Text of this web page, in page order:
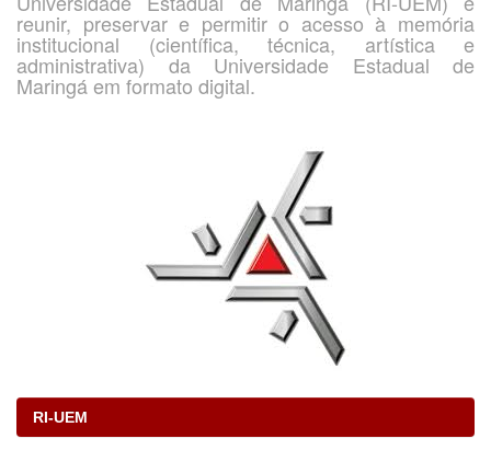
reunir, preservar e permitir o acesso à memória
institucional (científica, técnica, artística e
administrativa) da Universidade Estadual de
Maringá em formato digital.
RI-UEM